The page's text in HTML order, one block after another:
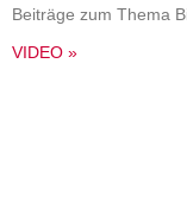
Beiträge zum Thema
VIDEO »